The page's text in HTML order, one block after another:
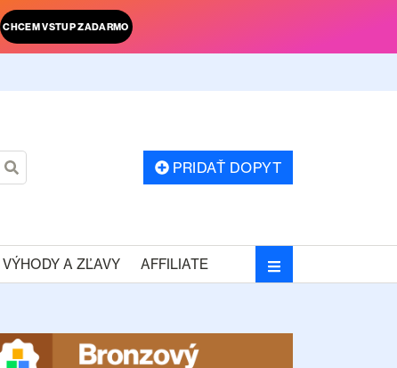
CHCEM VSTUP ZADARMO
PRIDAŤ DOPYT
VÝHODY A ZĽAVY AFFILIATE